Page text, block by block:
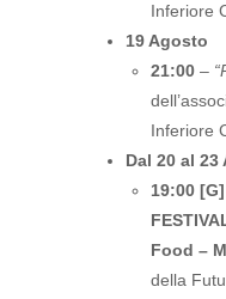
Inferiore
19 Agosto
21:00 –
Inferiore
Dal 20 al 23
19:00 [G]
Food –
della